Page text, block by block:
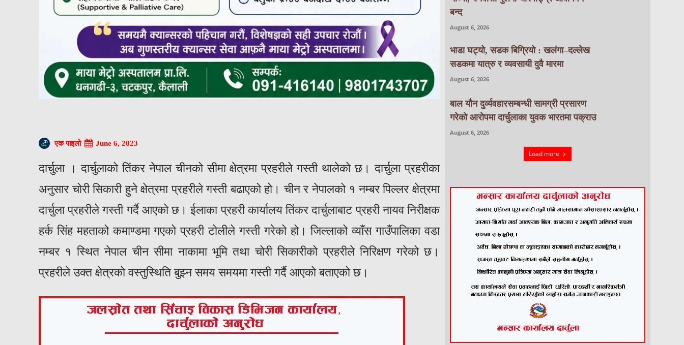
एक पाइलो June 6, 2023
दार्चुला । दार्चुलाको तिंकर नेपाल चीनको सीमा क्षेत्रमा प्रहरीले गस्ती थालेको छ। दार्चुला प्रहरीका
अनुसार चोरी सिकारी हुने क्षेत्रमा प्रहरीले गस्ती बढाएको हो। चीन र नेपालको १ नम्बर पिल्लर क्षेत्रमा
दार्चुला प्रहरीले गस्ती गर्दै आएको छ। ईलाका प्रहरी कार्यालय तिंकर दार्चुलाबाट प्रहरी नायव निरीक्षक
हर्क सिंह महताको कमाण्डमा गएको प्रहरी टोलीले गस्ती गरेको हो। जिल्लाको व्याँस गाउँपालिका वडा
नम्बर १ स्थित नेपाल चीन सीमा नाकामा भूमि तथा चोरी सिकारीको प्रहरीले निरिक्षण गरेको छ।
प्रहरीले उक्त क्षेत्रको वस्तुस्थिति बुझ्न समय समयमा गस्ती गर्दै आएको बताएको छ।
बन्द
August 6, 2026
भाडा घट्यो, सडक बिग्रियो : खलंगा–दल्लेख
सडकमा यात्रु र व्यवसायी दुवै मारमा
August 6, 2026
बाल यौन दुर्व्यवहारसम्बन्धी सामग्री प्रसारण
गरेको आरोपमा दार्चुलाका युवक भारतमा पक्राउ
August 6, 2026
Load more